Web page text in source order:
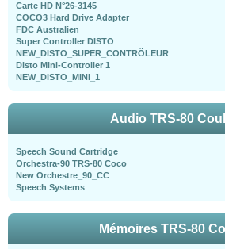
Carte HD N°26-3145
COCO3 Hard Drive Adapter
FDC Australien
Super Controller DISTO
NEW_DISTO_SUPER_CONTRÖLEUR
Disto Mini-Controller 1
NEW_DISTO_MINI_1
Audio TRS-80
Speech Sound Cartridge
Orchestra-90 TRS-80 Coco
New Orchestre_90_CC
Speech Systems
Mémoires TRS-80